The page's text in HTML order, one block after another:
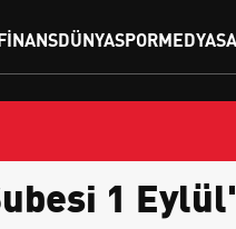
DÜNYASPORMEDYA
1